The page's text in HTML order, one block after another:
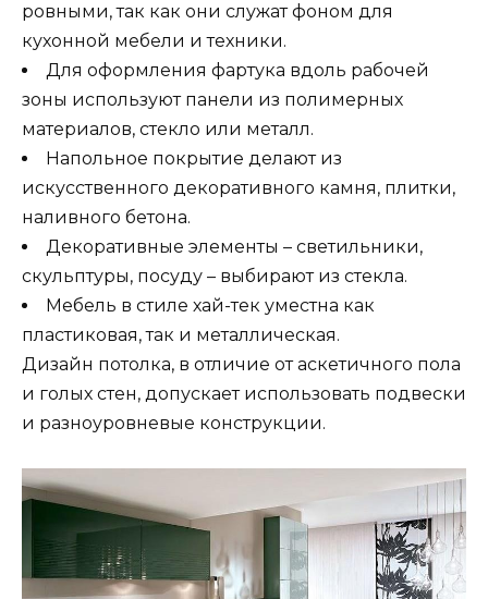
ровными, так как они служат фоном для
кухонной мебели и техники.
Для оформления фартука вдоль рабочей
зоны используют панели из полимерных
материалов, стекло или металл.
Напольное покрытие делают из
искусственного декоративного камня, плитки,
наливного бетона.
Декоративные элементы – светильники,
скульптуры, посуду – выбирают из стекла.
Мебель в стиле хай-тек уместна как
пластиковая, так и металлическая.
Дизайн потолка, в отличие от аскетичного пола
и голых стен, допускает использовать подвески
и разноуровневые конструкции.